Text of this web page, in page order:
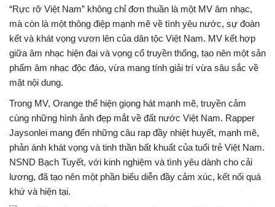
“Rực rỡ Việt Nam” không chỉ đơn thuần là một MV âm nhạc,
mà còn là một thông điệp mạnh mẽ về tình yêu nước, sự đoàn
kết và khát vọng vươn lên của dân tộc Việt Nam. MV kết hợp
giữa âm nhạc hiện đại và vọng cổ truyền thống, tạo nên một sản
phẩm âm nhạc độc đáo, vừa mang tính giải trí vừa sâu sắc về
mặt nội dung.
Trong MV, Orange thể hiện giọng hát mạnh mẽ, truyền cảm
cùng những hình ảnh đẹp mắt về đất nước Việt Nam. Rapper
Jaysonlei mang đến những câu rap đầy nhiệt huyết, mạnh mẽ,
phản ánh khát vọng và tinh thần bất khuất của tuổi trẻ Việt Nam.
NSND Bạch Tuyết, với kinh nghiệm và tình yêu dành cho cải
lương, đã tạo nên một phần biểu diễn đầy cảm xúc, kết nối quá
khứ và hiện tại.